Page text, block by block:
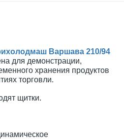
Варшава 210/94
для демонстрации,
хранения продуктов
торговли.
щитки.